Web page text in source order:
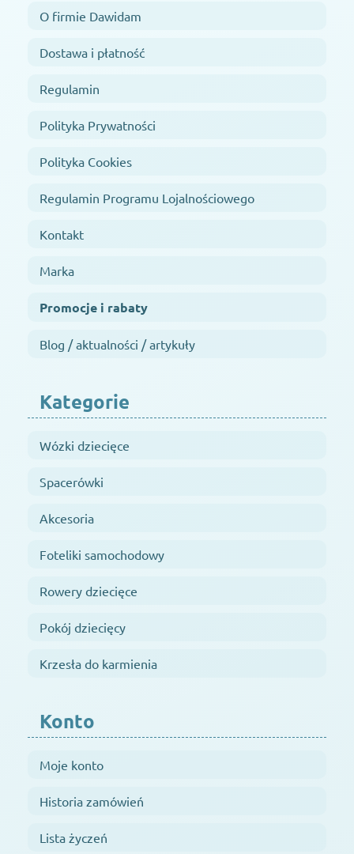
O firmie Dawidam
Dostawa i płatność
Regulamin
Polityka Prywatności
Polityka Cookies
Regulamin Programu Lojalnościowego
Kontakt
Marka
Promocje i rabaty
Blog / aktualności / artykuły
Kategorie
Wózki dziecięce
Spacerówki
Akcesoria
Foteliki samochodowy
Rowery dziecięce
Pokój dziecięcy
Krzesła do karmienia
Konto
Moje konto
Historia zamówień
Lista życzeń